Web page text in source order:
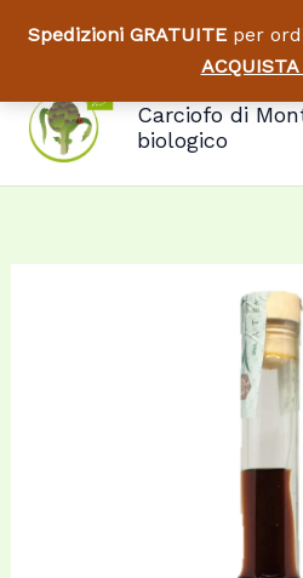
Spedizioni GRATUITE per
ACQUISTA
contenuto
Carciofo di
biologico